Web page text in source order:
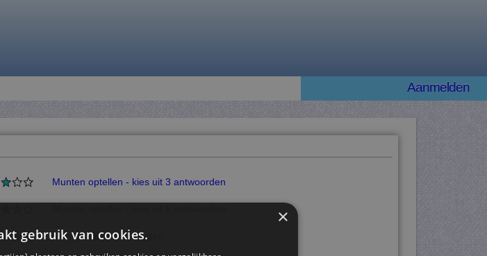
Aanmelden
Munten optellen - kies uit 3 antwoorden
Munten optellen - intypen
×
gebruik van cookies.